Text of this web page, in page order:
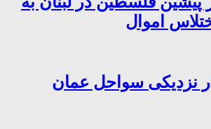
اموال
نزدیکی سواحل عمان